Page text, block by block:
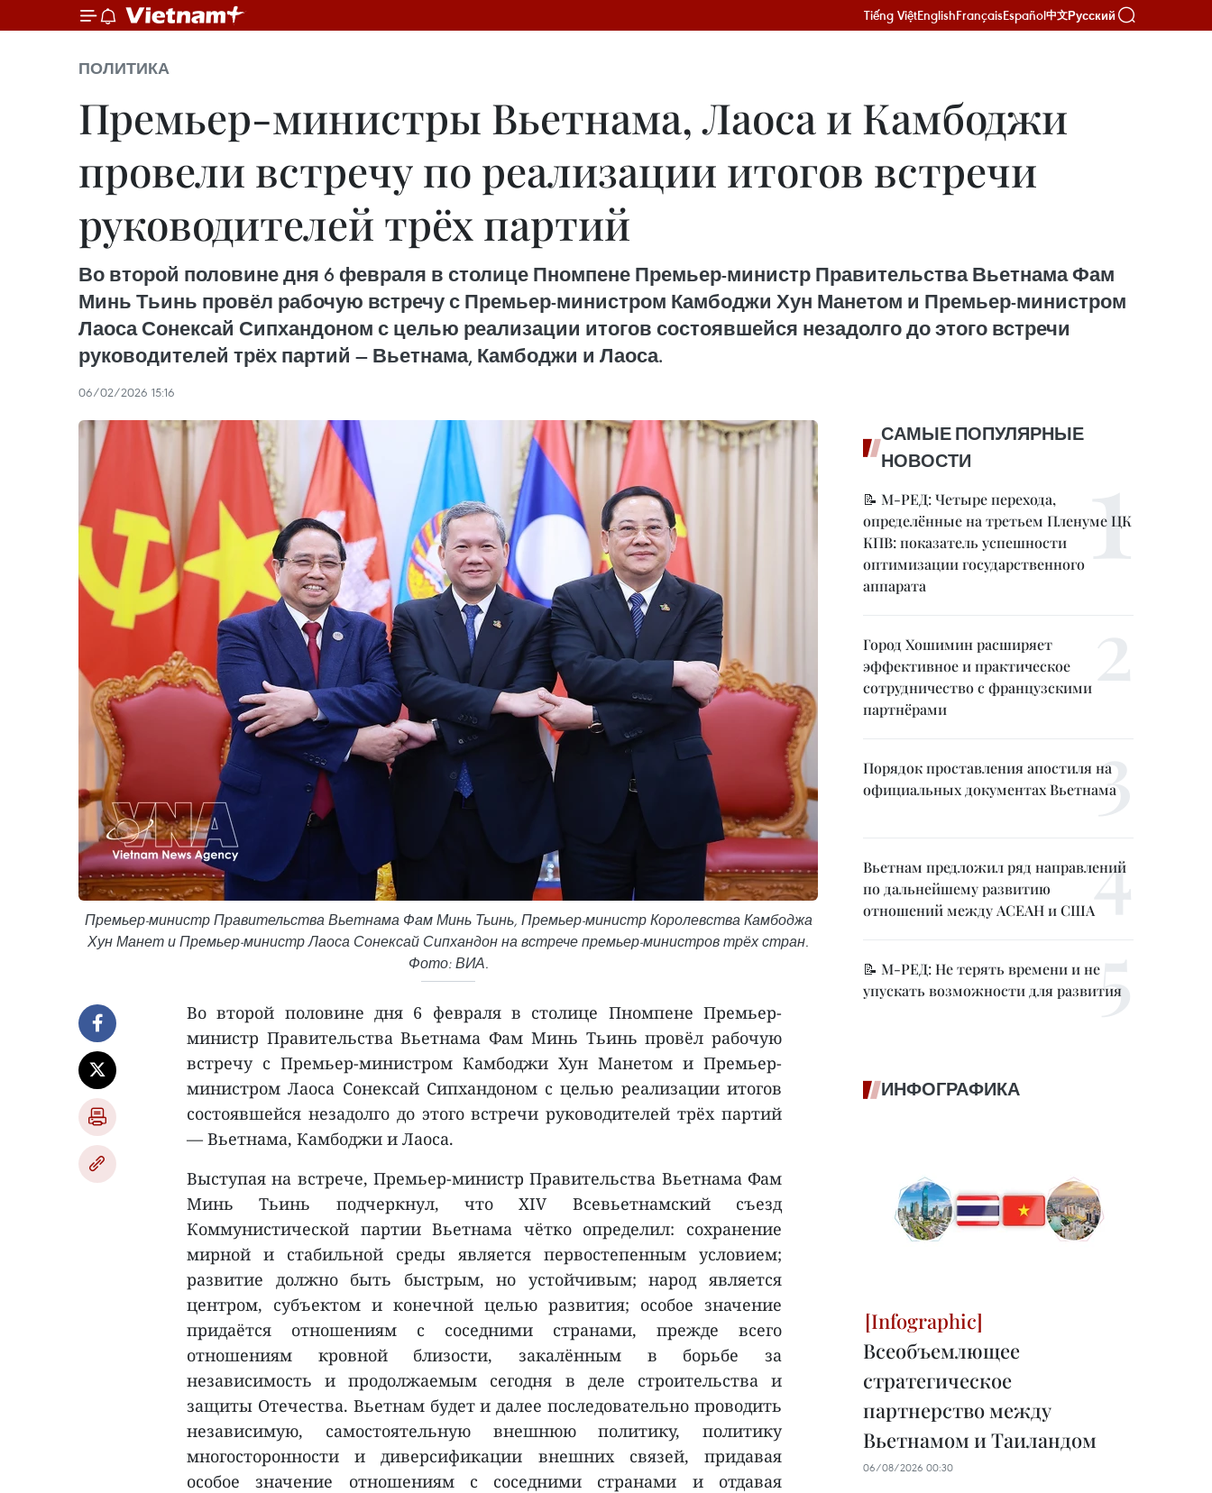
Tiếng ViệtEnglishFrançaisEspañol中文Русский
ПОЛИТИКА
Премьер-министры Вьетнама, Лаоса и Камбоджи
провели встречу по реализации итогов встречи
руководителей трёх партий
Во второй половине дня 6 февраля в столице Пномпене Премьер-министр Правительства Вьетнама Фам
Минь Тьинь провёл рабочую встречу с Премьер-министром Камбоджи Хун Манетом и Премьер-министром
Лаоса Сонексай Сипхандоном с целью реализации итогов состоявшейся незадолго до этого встречи
руководителей трёх партий — Вьетнама, Камбоджи и Лаоса.
06/02/2026 15:16
Премьер-министр Правительства Вьетнама Фам Минь Тьинь, Премьер-министр Королевства Камбоджа
Хун Манет и Премьер-министр Лаоса Сонексай Сипхандон на встрече премьер-министров трёх стран.
Фото: ВИА.
Во второй половине дня 6 февраля в столице Пномпене Премьер-
министр Правительства Вьетнама Фам Минь Тьинь провёл рабочую
встречу с Премьер-министром Камбоджи Хун Манетом и Премьер-
министром Лаоса Сонексай Сипхандоном с целью реализации итогов
состоявшейся незадолго до этого встречи руководителей трёх партий
— Вьетнама, Камбоджи и Лаоса.
Выступая на встрече, Премьер-министр Правительства Вьетнама Фам
Минь Тьинь подчеркнул, что XIV Всевьетнамский съезд
Коммунистической партии Вьетнама чётко определил: сохранение
мирной и стабильной среды является первостепенным условием;
развитие должно быть быстрым, но устойчивым; народ является
центром, субъектом и конечной целью развития; особое значение
придаётся отношениям с соседними странами, прежде всего
отношениям кровной близости, закалённым в борьбе за
независимость и продолжаемым сегодня в деле строительства и
защиты Отечества. Вьетнам будет и далее последовательно проводить
независимую, самостоятельную внешнюю политику, политику
многосторонности и диверсификации внешних связей, придавая
особое значение отношениям с соседними странами и отдавая
САМЫЕ ПОПУЛЯРНЫЕ
НОВОСТИ
📝 М-РЕД: Четыре перехода,
определённые на третьем Пленуме ЦК
КПВ: показатель успешности
оптимизации государственного
аппарата
Город Хошимин расширяет
эффективное и практическое
сотрудничество с французскими
партнёрами
Порядок проставления апостиля на
официальных документах Вьетнама
Вьетнам предложил ряд направлений
по дальнейшему развитию
отношений между АСЕАН и США
📝 М-РЕД: Не терять времени и не
упускать возможности для развития
ИНФОГРАФИКА
Всеобъемлющее
стратегическое
партнерство между
Вьетнамом и Таиландом
06/08/2026 00:30